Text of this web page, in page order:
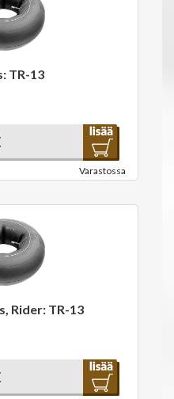
TR-13
Varastossa
Rider: TR-13